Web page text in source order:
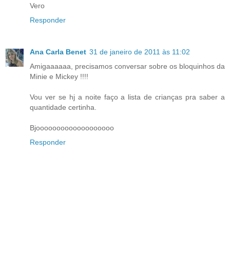
Vero
Responder
Ana Carla Benet 31 de janeiro de 2011 às 11:02
Amigaaaaaa, precisamos conversar sobre os bloquinhos da
Minie e Mickey !!!!
Vou ver se hj a noite faço a lista de crianças pra saber a
quantidade certinha.
Bjooooooooooooooooooo
Responder